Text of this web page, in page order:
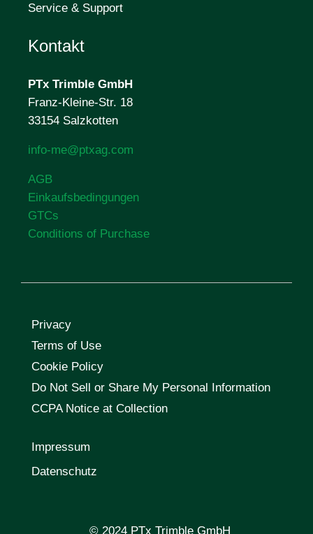
Service & Support
Kontakt
PTx Trimble GmbH
Franz-Kleine-Str. 18
33154 Salzkotten
info-me@ptxag.com
AGB
Einkaufsbedingungen
GTCs
Conditions of Purchase
Privacy
Terms of Use
Cookie Policy
Do Not Sell or Share My Personal Information
CCPA Notice at Collection
Impressum
Datenschutz
© 2024 PTx Trimble GmbH